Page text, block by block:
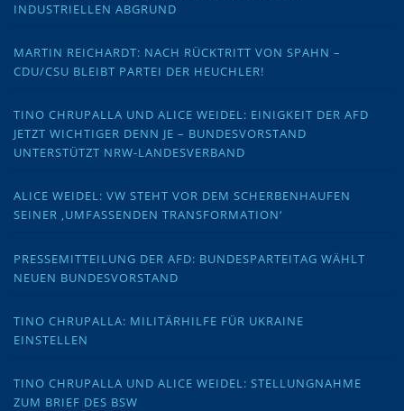
INDUSTRIELLEN ABGRUND
MARTIN REICHARDT: NACH RÜCKTRITT VON SPAHN –
CDU/CSU BLEIBT PARTEI DER HEUCHLER!
TINO CHRUPALLA UND ALICE WEIDEL: EINIGKEIT DER AFD
JETZT WICHTIGER DENN JE – BUNDESVORSTAND
UNTERSTÜTZT NRW-LANDESVERBAND
ALICE WEIDEL: VW STEHT VOR DEM SCHERBENHAUFEN
SEINER ‚UMFASSENDEN TRANSFORMATION‘
PRESSEMITTEILUNG DER AFD: BUNDESPARTEITAG WÄHLT
NEUEN BUNDESVORSTAND
TINO CHRUPALLA: MILITÄRHILFE FÜR UKRAINE
EINSTELLEN
TINO CHRUPALLA UND ALICE WEIDEL: STELLUNGNAHME
ZUM BRIEF DES BSW